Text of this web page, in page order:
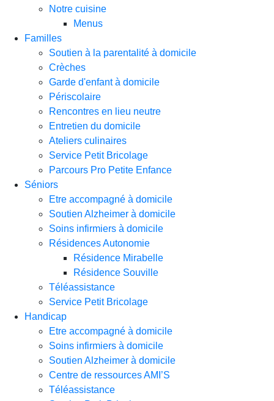
Notre cuisine
Menus
Familles
Soutien à la parentalité à domicile
Crèches
Garde d'enfant à domicile
Périscolaire
Rencontres en lieu neutre
Entretien du domicile
Ateliers culinaires
Service Petit Bricolage
Parcours Pro Petite Enfance
Séniors
Etre accompagné à domicile
Soutien Alzheimer à domicile
Soins infirmiers à domicile
Résidences Autonomie
Résidence Mirabelle
Résidence Souville
Téléassistance
Service Petit Bricolage
Handicap
Etre accompagné à domicile
Soins infirmiers à domicile
Soutien Alzheimer à domicile
Centre de ressources AMI’S
Téléassistance